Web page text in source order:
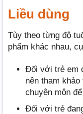
Liều dùng
Tùy theo từng độ
phẩm khác nhau,
Đối với trẻ em
nên tham
chuyên môn
Đối với trẻ